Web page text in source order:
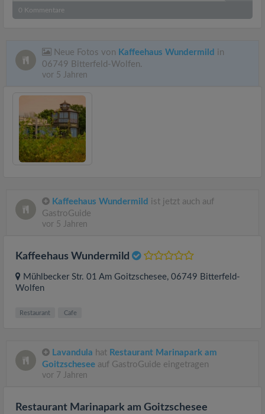
0 Kommentare
Neue Fotos von Kaffeehaus Wundermild in
06749 Bitterfeld-Wolfen.
vor 5 Jahren
Kaffeehaus Wundermild ist jetzt auch auf
GastroGuide
vor 5 Jahren
Kaffeehaus Wundermild
Mühlbecker Str. 01 Am Goitzschesee, 06749 Bitterfeld-
Wolfen
Restaurant Cafe
Lavandula hat Restaurant Marinapark am
Goitzschesee auf GastroGuide eingetragen
vor 7 Jahren
Restaurant Marinapark am Goitzschesee